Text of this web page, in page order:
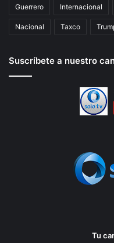
Guerrero Internacional
Nacional Taxco
Suscríbete a nuestro
Tu